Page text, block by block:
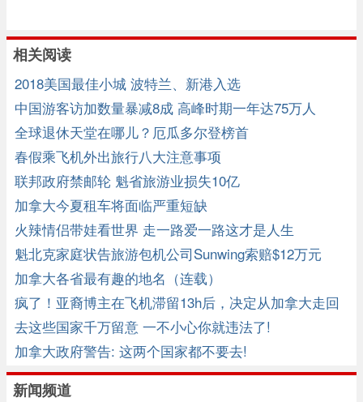
相关阅读
2018美国最佳小城 波特兰、新港入选
中国游客访加数量暴减8成 高峰时期一年达75万人
全球退休天堂在哪儿？厄瓜多尔登榜首
春假乘飞机外出旅行八大注意事项
联邦政府禁邮轮 魁省旅游业损失10亿
加拿大今夏租车将面临严重短缺
火辣情侣带娃看世界 走一路爱一路这才是人生
魁北克家庭状告旅游包机公司Sunwing索赔$12万元
加拿大各省最有趣的地名（连载）
疯了！亚裔博主在飞机滞留13h后，决定从加拿大走回
美国
去这些国家千万留意 一不小心你就违法了!
加拿大政府警告: 这两个国家都不要去!
新闻频道